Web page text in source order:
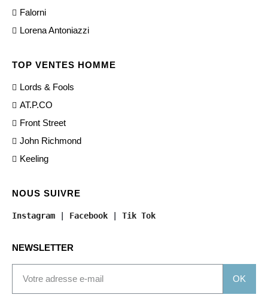
Falorni
Lorena Antoniazzi
TOP VENTES HOMME
Lords & Fools
AT.P.CO
Front Street
John Richmond
Keeling
NOUS SUIVRE
Instagram Facebook Tik Tok
NEWSLETTER
OK